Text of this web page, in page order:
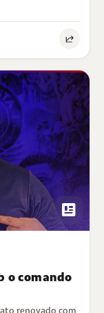
newsmode
o comando